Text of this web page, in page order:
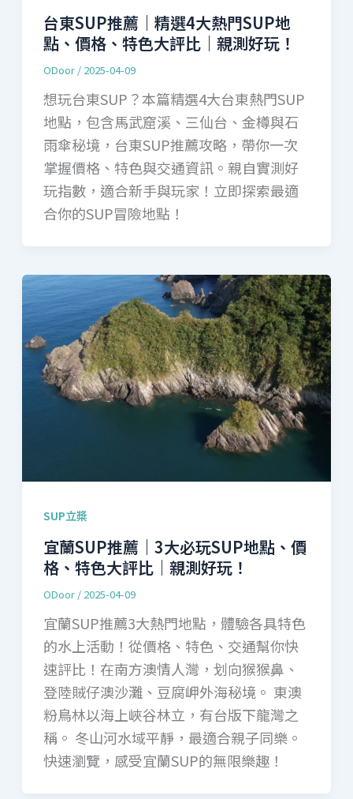
台東SUP推薦｜精選4大熱門SUP地
點、價格、特色大評比｜親測好玩！
ODoor / 2025-04-09
想玩台東SUP？本篇精選4大台東熱門SUP
地點，包含馬武窟溪、三仙台、金樽與石
雨傘秘境，台東SUP推薦攻略，帶你一次
掌握價格、特色與交通資訊。親自實測好
玩指數，適合新手與玩家！立即探索最適
合你的SUP冒險地點！
SUP立槳
宜蘭SUP推薦｜3大必玩SUP地點、價
格、特色大評比｜親測好玩！
ODoor / 2025-04-09
宜蘭SUP推薦3大熱門地點，體驗各具特色
的水上活動！​從價格、特色、交通幫你快
速評比！在南方澳情人灣，划向猴猴鼻、
登陸賊仔澳沙灘、豆腐岬外海秘境。 ​東澳
粉鳥林以海上峽谷林立，有台版下龍灣之
稱。 ​冬山河水域平靜，最適合親子同樂。 ​
快速瀏覽，感受宜蘭SUP的無限樂趣！